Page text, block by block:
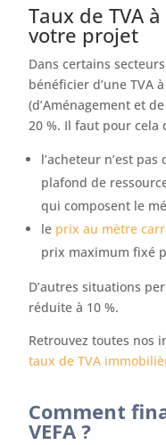
Taux de TVA
votre projet
Dans certains
bénéficier d’une TVA
(d’Aménagement et
20 %. Il faut pour cela
l’acheteur n’est
plafond de
qui composent le
le prix au mètre
prix maximum fixé
D’autres situations
réduite à 10 %.
Retrouvez toutes nos
taux de TVA
Comment
VEFA ?